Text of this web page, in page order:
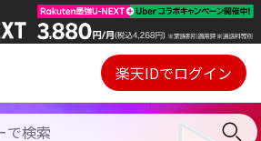
Webプレイヤー
ご契約内容の確認・変更
楽天IDでログイン